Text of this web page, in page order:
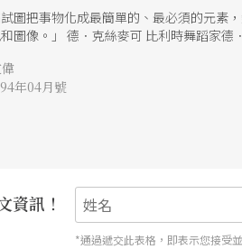
試圖把事物化成最簡單的、最必須的元
圖像。」 德．克絲麥可 比利時舞蹈家
年04月號
資訊！
*通過遞交此表格，即表示您接受